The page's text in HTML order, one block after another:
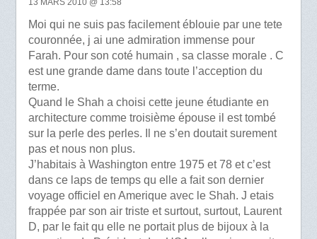
Moi qui ne suis pas facilement éblouie par une tete
couronnée, j ai une admiration immense pour
Farah. Pour son coté humain , sa classe morale . C
est une grande dame dans toute l’acception du
terme.
Quand le Shah a choisi cette jeune étudiante en
architecture comme troisième épouse il est tombé
sur la perle des perles. Il ne s’en doutait surement
pas et nous non plus.
J’habitais à Washington entre 1975 et 78 et c’est
dans ce laps de temps qu elle a fait son dernier
voyage officiel en Amerique avec le Shah. J etais
frappée par son air triste et surtout, surtout, Laurent
D, par le fait qu elle ne portait plus de bijoux à la